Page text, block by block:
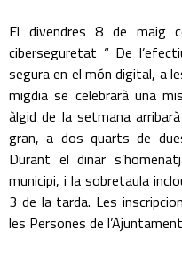
El divendres 8 de maig
ciberseguretat “ De
segura en el món digital, a
migdia se celebrarà una
àlgid de la setmana
gran, a dos quarts de
Durant el dinar
municipi, i la sobretaula
3 de la tarda. Les
les Persones de